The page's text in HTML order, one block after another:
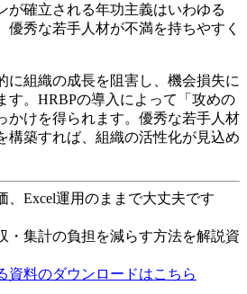
が確立される年功主義はいわゆる
優秀な若手人材が不満を持ちやすく
に組織の成長を阻害し、機会損失に
す。HRBPの導入によって「攻めの
かけを得られます。優秀な若手人材
構築すれば、組織の活性化が見込め
、Excel運用のままで大丈夫です
・集計の負担を減らす方法を解説資
資料のダウンロードはこちら